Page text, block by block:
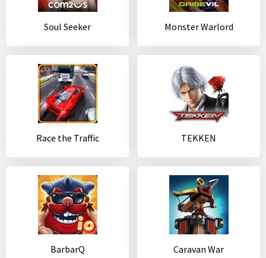
Soul Seeker Monster Warlord
Race the Traffic TEKKEN
BarbarQ Caravan War